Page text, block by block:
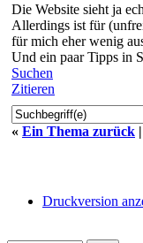
Die Website sieht ja
Allerdings ist für
für mich eher wenig
Und ein paar Tipps in
Suchen
Zitieren
« Ein Thema zurück |
Druckversion